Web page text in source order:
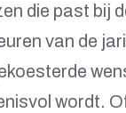
die past bij
van de
wordt.